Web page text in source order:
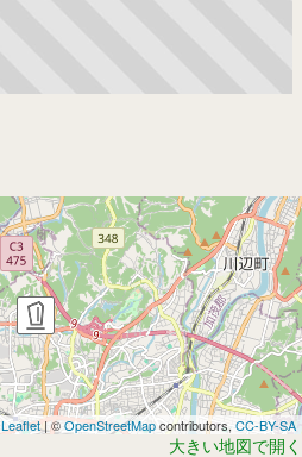
Leaflet| ©OpenStreetMapcontributors,CC-BY-SA
大きい地図で開く